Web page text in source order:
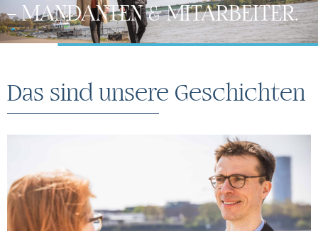
– MANDANTEN & MITARBEITER.
Das sind unsere Geschichten